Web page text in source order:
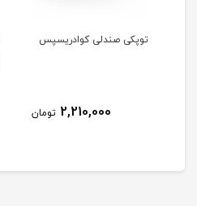
توپکی صندلی کوادریسپس
2,210,000 تومان